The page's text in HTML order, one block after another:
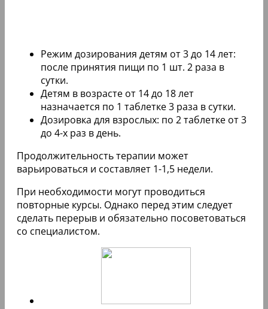
Режим дозирования детям от 3 до 14 лет:
после принятия пищи по 1 шт. 2 раза в
сутки.
Детям в возрасте от 14 до 18 лет
назначается по 1 таблетке 3 раза в сутки.
Дозировка для взрослых: по 2 таблетке от 3
до 4-х раз в день.
Продолжительность терапии может
варьироваться и составляет 1-1,5 недели.
При необходимости могут проводиться
повторные курсы. Однако перед этим следует
сделать перерыв и обязательно посоветоваться
со специалистом.